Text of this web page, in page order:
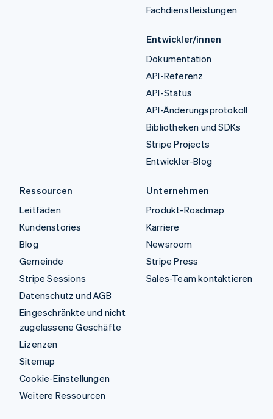
Fachdienstleistungen
Entwickler/innen
Dokumentation
API-Referenz
API-Status
API-Änderungsprotokoll
Bibliotheken und SDKs
Stripe Projects
Entwickler-Blog
Ressourcen
Leitfäden
Kundenstories
Blog
Gemeinde
Stripe Sessions
Datenschutz und AGB
Eingeschränkte und nicht
zugelassene Geschäfte
Lizenzen
Sitemap
Cookie-Einstellungen
Weitere Ressourcen
Unternehmen
Produkt-Roadmap
Karriere
Newsroom
Stripe Press
Sales-Team kontaktieren